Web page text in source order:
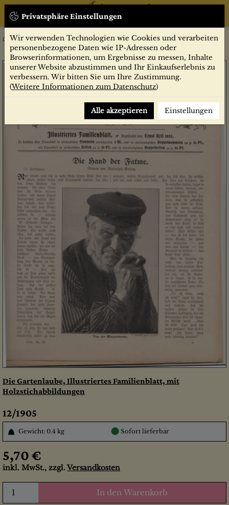
Privatsphäre Einstellungen
Wir verwenden Technologien wie Cookies und verarbeiten
personenbezogene Daten wie IP-Adressen oder
Browserinformationen, um Ergebnisse zu messen, Inhalte
unserer Website abzustimmen und Ihr Einkaufserlebnis zu
verbessern. Wir bitten Sie um Ihre Zustimmung.
(Weitere Informationen zum Datenschutz)
Alle akzeptieren Einstellungen
Zeitschriften Gartenlaube Jahrgang 1905 12/1905
Die Gartenlaube, Illustriertes Familienblatt, mit
Holzstichabbildungen
12/1905
Gewicht: 0.4 kg ● Sofort lieferbar
5,70 €
inkl. MwSt., zzgl. Versandkosten
In den Warenkorb